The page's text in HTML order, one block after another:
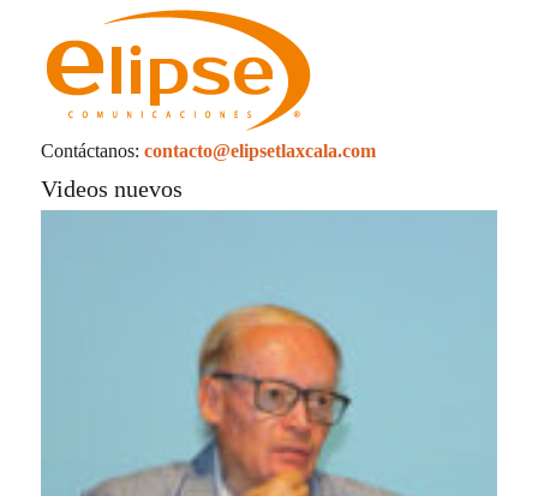
Contáctanos: contacto@elipsetlaxcala.com
Videos nuevos